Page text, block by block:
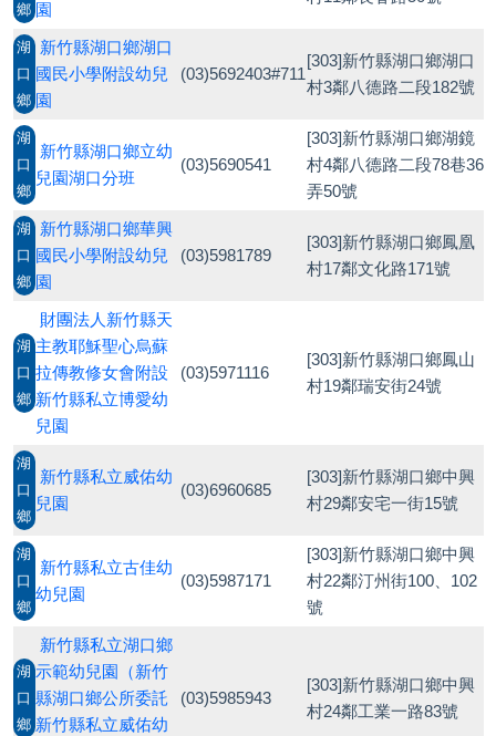
鄉 園
湖
口
鄉
新竹縣湖口鄉湖口
國民小學附設幼兒
園
(03)5692403#711
[303]新竹縣湖口鄉湖口
村3鄰八德路二段182號
湖
口
鄉
新竹縣湖口鄉立幼
兒園湖口分班
(03)5690541
[303]新竹縣湖口鄉湖鏡
村4鄰八德路二段78巷36
弄50號
湖
口
鄉
新竹縣湖口鄉華興
國民小學附設幼兒
園
(03)5981789
[303]新竹縣湖口鄉鳳凰
村17鄰文化路171號
湖
口
鄉
財團法人新竹縣天
主教耶穌聖心烏蘇
拉傳教修女會附設
新竹縣私立博愛幼
兒園
(03)5971116
[303]新竹縣湖口鄉鳳山
村19鄰瑞安街24號
湖
口
鄉
新竹縣私立威佑幼
兒園
(03)6960685
[303]新竹縣湖口鄉中興
村29鄰安宅一街15號
湖
口
鄉
新竹縣私立古佳幼
幼兒園
(03)5987171
[303]新竹縣湖口鄉中興
村22鄰汀州街100、102
號
湖
口
鄉
新竹縣私立湖口鄉
示範幼兒園（新竹
縣湖口鄉公所委託
新竹縣私立威佑幼
(03)5985943
[303]新竹縣湖口鄉中興
村24鄰工業一路83號